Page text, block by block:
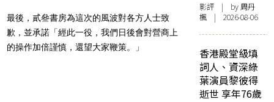
最後，貳叄書房為這次的風波對各方人士致
歉，並承諾「經此一役，我們日後會對營商上
的操作加倍謹慎，還望大家鞭策。」
影評 | by周丹
楓 | 2026-08-06
香港殿堂級填
詞人、資深綠
葉演員黎彼得
逝世 享年76歲